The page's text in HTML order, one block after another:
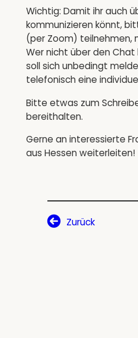
Wichtig: Damit ihr auch
kommunizieren könnt,
(per Zoom) teilnehmen,
Wer nicht über den Chat
soll sich unbedingt
telefonisch eine
Bitte etwas zum
bereithalten.
Gerne an interessierte
aus Hessen weiterleiten!
Zurück